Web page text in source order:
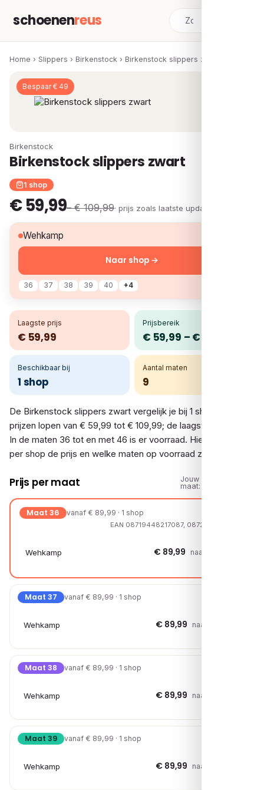
schoenenreus
Home › Slippers › Birkenstock › Birkenstock slippers zwart
Bespaar € 49
Birkenstock
Birkenstock slippers zwart
1 shop
€ 59,99– € 109,99· prijs zoals laatste update
Wehkamp
36 37 38 39 40 +4
Naar shop →
Laagste prijs
€ 59,99
Prijsbereik
€ 59,99 – € 109,99
Beschikbaar bij
1 shop
Aantal maten
9
De Birkenstock slippers zwart vergelijk je bij 1 shop. De
prijzen lopen van € 59,99 tot € 109,99; de laagste is € 59,99.
In de maten 36 tot en met 46 is er voorraad. Hieronder zie je
per shop de prijs en welke maten op voorraad zijn.
Prijs per maat
Jouw
maat:
Maat 36 vanaf € 89,99 · 1 shop
EAN 08719448217087, 08721108186343
Wehkamp € 89,99 naar shop →
Maat 37 vanaf € 89,99 · 1 shop
Wehkamp € 89,99 naar shop →
Maat 38 vanaf € 89,99 · 1 shop
Wehkamp € 89,99 naar shop →
Maat 39 vanaf € 89,99 · 1 shop
Wehkamp € 89,99 naar shop →